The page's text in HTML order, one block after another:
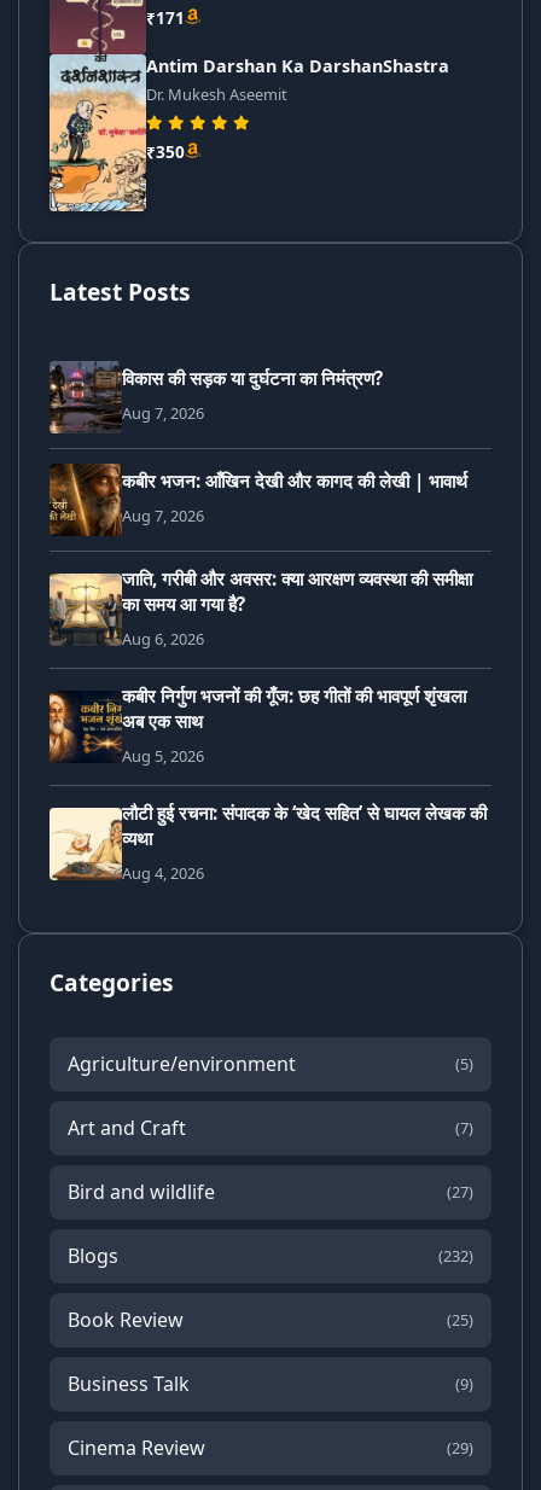
₹171
Antim Darshan Ka DarshanShastra
Dr. Mukesh Aseemit
₹350
Latest Posts
विकास की सड़क या दुर्घटना का निमंत्रण?
Aug 7, 2026
कबीर भजन: आँखिन देखी और कागद की लेखी | भावार्थ
Aug 7, 2026
जाति, गरीबी और अवसर: क्या आरक्षण व्यवस्था की समीक्षा
का समय आ गया है?
Aug 6, 2026
कबीर निर्गुण भजनों की गूँज: छह गीतों की भावपूर्ण शृंखला
अब एक साथ
Aug 5, 2026
लौटी हुई रचना: संपादक के ‘खेद सहित’ से घायल लेखक की
व्यथा
Aug 4, 2026
Categories
Agriculture/environment (5)
Art and Craft (7)
Bird and wildlife (27)
Blogs (232)
Book Review (25)
Business Talk (9)
Cinema Review (29)